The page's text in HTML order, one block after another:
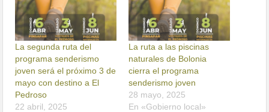
La segunda ruta del
programa senderismo
joven será el próximo 3 de
mayo con destino a El
Pedroso
22 abril, 2025
La ruta a las piscinas
naturales de Bolonia
cierra el programa
senderismo joven
28 mayo, 2025
En «Gobierno local»